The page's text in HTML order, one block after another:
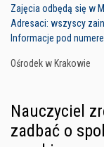
Zajęcia odbędą się w
Adresaci: wszyscy
Informacje pod
Ośrodek w Krakowie
Nauczyciel
zadbać o